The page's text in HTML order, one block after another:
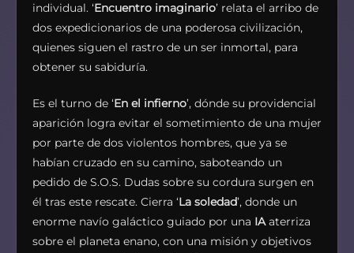
individual. ‘Encuentro imaginario’ relata el arribo de
dos expedicionarios de una poderosa civilización,
quienes siguen el rastro de un ser inmortal, para
obtener su sabiduría.
Es el turno de ‘En el infierno’, dónde su providencial
aparición logra evitar el sometimiento de una mujer
por parte de dos violentos hombres, que ya se
habían cruzado en su camino, saboteando un
pedido de S.O.S. Dudas sobre su cordura surgen en
él tras este rescate. Cierra ‘La soledad’, donde un
enorme navío galáctico guiado por una IAaterriza
sobre el planeta enano, con una misión y objetivos